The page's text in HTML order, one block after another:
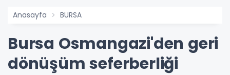
Anasayfa BURSA
Bursa Osmangazi'den geri
dönüşüm seferberliği